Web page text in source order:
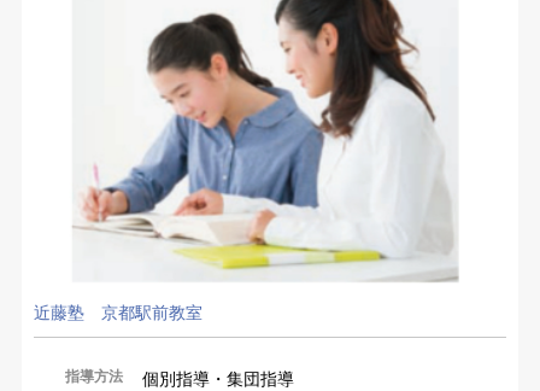
近藤塾 京都駅前教室
指導方法 個別指導・集団指導